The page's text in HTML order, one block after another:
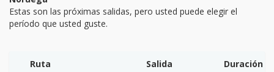
Estas son las próximas salidas, pero usted puede elegir el
período que usted guste.
Ruta Salida
Duración